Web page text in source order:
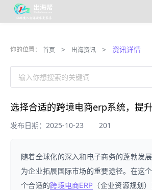
你的位置： 首页 > 出海资讯 > 资讯详情
输入你想搜索的关键词
选择合适的跨境电商erp系统，提
发布日期：2025-10-23 201
随着全球化的深入和电子商务的蓬勃发展
为企业拓展国际市场的重要途径。在这
个合适的跨境电商ERP （企业资源规划